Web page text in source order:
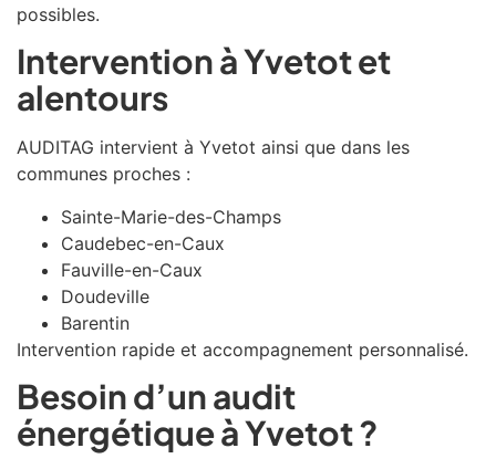
possibles.
Intervention à Yvetot et
alentours
AUDITAG intervient à Yvetot ainsi que dans les
communes proches :
Sainte-Marie-des-Champs
Caudebec-en-Caux
Fauville-en-Caux
Doudeville
Barentin
Intervention rapide et accompagnement personnalisé.
Besoin d’un audit
énergétique à Yvetot ?